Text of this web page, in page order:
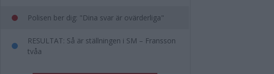
Polisen ber dig: "Dina svar är ovärderliga"
RESULTAT: Så är ställningen i SM – Fransson
tvåa